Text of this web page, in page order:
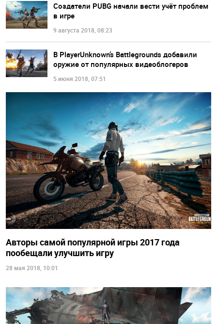
Создатели PUBG начали вести учёт проблем
в игре
9 августа 2018, 08:23
В PlayerUnknown’s Battlegrounds добавили
оружие от популярных видеоблогеров
5 июня 2018, 07:51
Авторы самой популярной игры 2017 года
пообещали улучшить игру
28 мая 2018, 10:01